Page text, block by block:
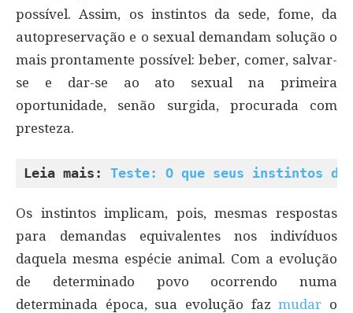
possível. Assim, os instintos da sede, fome, da
autopreservação e o sexual demandam solução o
mais prontamente possível: beber, comer, salvar-
se e dar-se ao ato sexual na primeira
oportunidade, senão surgida, procurada com
presteza.
Leia mais: Teste: O que seus instintos
Os instintos implicam, pois, mesmas respostas
para demandas equivalentes nos indivíduos
daquela mesma espécie animal. Com a evolução
de determinado povo ocorrendo numa
determinada época, sua evolução faz mudar o